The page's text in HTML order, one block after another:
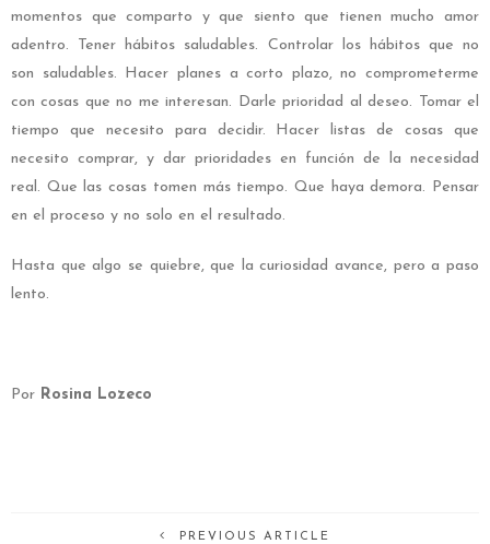
momentos que comparto y que siento que tienen mucho amor
adentro. Tener hábitos saludables. Controlar los hábitos que no
son saludables. Hacer planes a corto plazo, no comprometerme
con cosas que no me interesan. Darle prioridad al deseo. Tomar el
tiempo que necesito para decidir. Hacer listas de cosas que
necesito comprar, y dar prioridades en función de la necesidad
real. Que las cosas tomen más tiempo. Que haya demora. Pensar
en el proceso y no solo en el resultado.
Hasta que algo se quiebre, que la curiosidad avance, pero a paso
lento.
Por Rosina Lozeco
PREVIOUS ARTICLE